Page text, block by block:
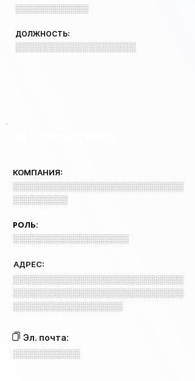
░░░░░░░░░░░░
ДОЛЖНОСТЬ:
░░░░░░░░░░░░░░░░░░
КОМПАНИЯ:
░░░░░░░░░░░░░░░░░░░░░░░░░░░░
░░░░░░░░░
РОЛЬ:
░░░░░░░░░░░░░░░░░░░
АДРЕС:
░░░░░░░░░░░░░░░░░░░░░░░░░░░░
░░░░░░░░░░░░░░░░░░░░░░░░░░░░
░░░░░░░░░░░░░░░░░░
Эл. почта:
░░░░░░░░░░░